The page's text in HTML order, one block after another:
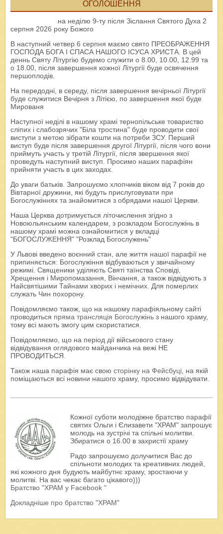
ОГОЛОШЕННЯ
на неділю 9-ту після Зіслання Святого Духа 2
серпня 2026 року Божого
В наступний четвер 6 серпня маємо свято ПРЕОБРАЖЕННЯ
ГОСПОДА БОГА І СПАСА НАШОГО ІСУСА ХРИСТА. В цей
деннь Святу Літургію будемо служити о 8.00, 10.00, 12.99 та
о 18.00, після завершення кожної Літургії буде освячення
першоплодів.
На передодні, в середу, після завершення вечірньої Літургії
буде служитися Вечірня з Літією, по завершення якої буде
Мированя
Наступної неділі в нашому храмі тернопільське товариство
сліпих і слабозрячих "Біла тростина" буде проводити свої
виступи з метою зібрати кошти на потреби ЗСУ. Перший
виступ буде після завершення другої Літургії, після чого вони
приймуть участь у третій Літургії, після звершення якої
проведуть наступний виступ. Просимо наших парафіян
прийняти участь в цих заходах.
До уваги батьків. Запрошуємо хлопчиків віком від 7 років до
Вівтарної дружини, які будуть прислуговувати при
Богослужіннях та знайомитися з обрядами нашої Церкви.
Наша Церква дотримується літочислення згідно з
Новоюльянським календарем, з розкладом Богослужінь в
нашому храмі можна ознайомитися у вкладці
"БОГОСЛУЖЕННЯ" "Розклад Богослужень"
У Львові введено воєнний стан, але життя нашої парафії не
припиняється: Богослужіння відбуваються у звичайному
режимі. Священики уділяють Святі таїнства Сповіді,
Хрещення і Миропомазання, Вінчання, а також відвідують з
Найсвятішими Тайнами хворих і немічних. Для померлих
служать Чин похорону.
Повідомляємо також, що на нашому парафіяльному сайті
проводиться пряма трансляція Богослужінь з нашого храму,
тому всі мають змогу цим скористатися.
Повідомляємо, що на період дії військового стану
відвідування оглядового майданчика на вежі НЕ
ПРОВОДИТЬСЯ.
Також наша парафія має свою сторінку на Фейсбуці, на якій
поміщаються всі новини нашого храму, просимо відвідувати.
Кожної суботи молодіжне братство парафії
святих Ольги і Єлизавети "ХРАМ" запрошує
молодь на зустрічі та спільні молитви.
Збиратися о 16.00 в захристії храму
Радо запрошуємо долучитися Вас до
спільноти молодих та креативних людей,
які кожного дня будують майбутнє храму, зростаючи у
молитві. На вас чекає багато цікавого)))
Братство "ХРАМ у Facebook "
Докладніше про братство "ХРАМ"